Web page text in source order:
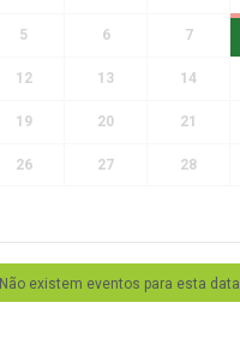
5 6 7
12 13 14
19 20 21
26 27 28
Não existem eventos para esta data